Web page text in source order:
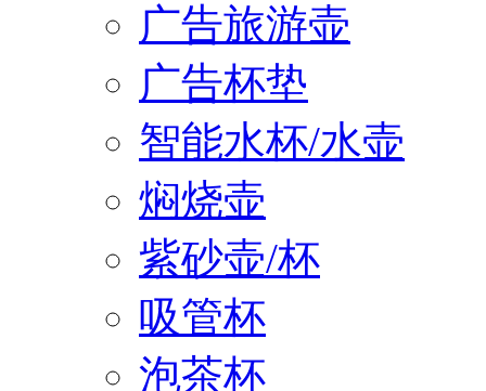
广告旅游壶
广告杯垫
智能水杯/水壶
焖烧壶
紫砂壶/杯
吸管杯
泡茶杯